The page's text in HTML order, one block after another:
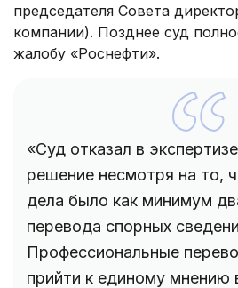
председателя Совета
компании). Позднее суд
жалобу «Роснефти».
«Суд отказал в
решение несмотря на то,
дела было как минимум
перевода спорных
Профессиональные
прийти к единому мнению